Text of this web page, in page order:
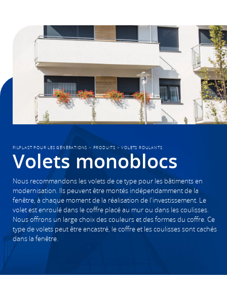
FILPLAST POUR LES GÉNÉRATIONS > PRODUITS >VOLETS ROULANTS
Volets monoblocs
Nous recommandons les volets de ce type pour les bâtiments en
modernisation. Ils peuvent être montés indépendamment de la
fenêtre, à chaque moment de la réalisation de l'investissement. Le
volet est enroulé dans le coffre placé au mur ou dans les coulisses.
Nous offrons un large choix des couleurs et des formes du coffre. Ce
type de volets peut être encastré, le coffre et les coulisses sont cachés
dans la fenêtre.